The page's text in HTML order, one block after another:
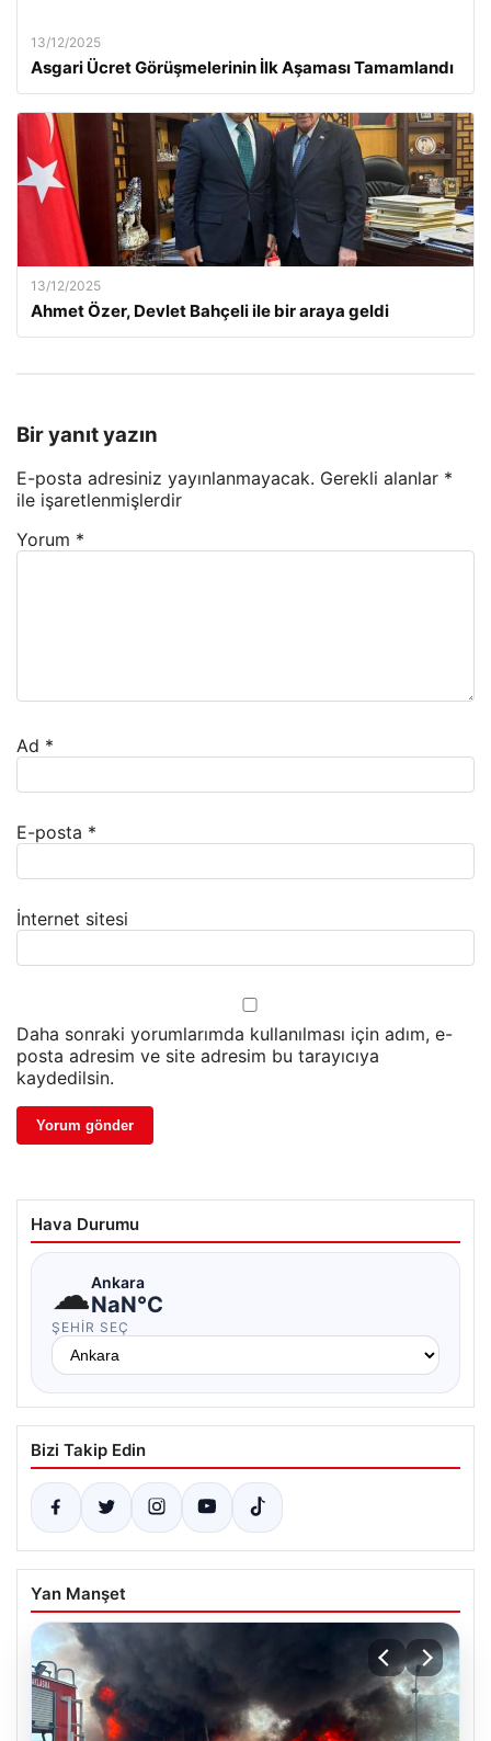
13/12/2025
Asgari Ücret Görüşmelerinin İlk Aşaması Tamamlandı
13/12/2025
Ahmet Özer, Devlet Bahçeli ile bir araya geldi
Bir yanıt yazın
E-posta adresiniz yayınlanmayacak. Gerekli alanlar *
ile işaretlenmişlerdir
Yorum *
Ad *
E-posta *
İnternet sitesi
Daha sonraki yorumlarımda kullanılması için adım, e-
posta adresim ve site adresim bu tarayıcıya
kaydedilsin.
Hava Durumu
☁Ankara
NaN°C
ŞEHIR SEÇ
Bizi Takip Edin
Yan Manşet